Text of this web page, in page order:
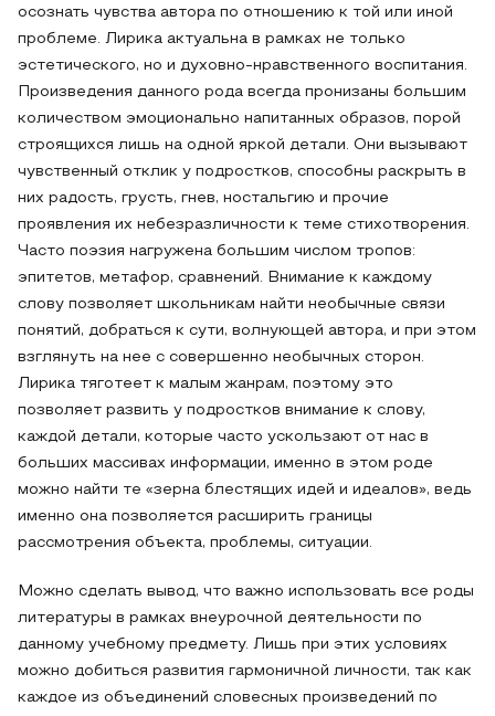
осознать чувства автора по отношению к той или иной
проблеме. Лирика актуальна в рамках не только
эстетического, но и духовно-нравственного воспитания.
Произведения данного рода всегда пронизаны большим
количеством эмоционально напитанных образов, порой
строящихся лишь на одной яркой детали. Они вызывают
чувственный отклик у подростков, способны раскрыть в
них радость, грусть, гнев, ностальгию и прочие
проявления их небезразличности к теме стихотворения.
Часто поэзия нагружена большим числом тропов:
эпитетов, метафор, сравнений. Внимание к каждому
слову позволяет школьникам найти необычные связи
понятий, добраться к сути, волнующей автора, и при этом
взглянуть на нее с совершенно необычных сторон.
Лирика тяготеет к малым жанрам, поэтому это
позволяет развить у подростков внимание к слову,
каждой детали, которые часто ускользают от нас в
больших массивах информации, именно в этом роде
можно найти те «зерна блестящих идей и идеалов», ведь
именно она позволяется расширить границы
рассмотрения объекта, проблемы, ситуации.
Можно сделать вывод, что важно использовать все роды
литературы в рамках внеурочной деятельности по
данному учебному предмету. Лишь при этих условиях
можно добиться развития гармоничной личности, так как
каждое из объединений словесных произведений по